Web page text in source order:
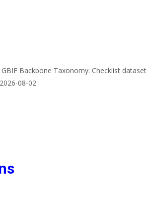
Backbone Taxonomy. Checklist dataset
08-02.